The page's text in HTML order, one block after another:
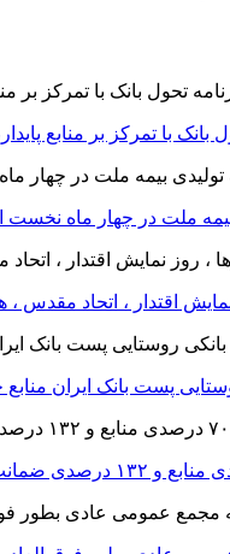
بانک با تمرکز بر منابع
در چهار ماه نخست امسال از
نمایش اقتدار ، اتحاد